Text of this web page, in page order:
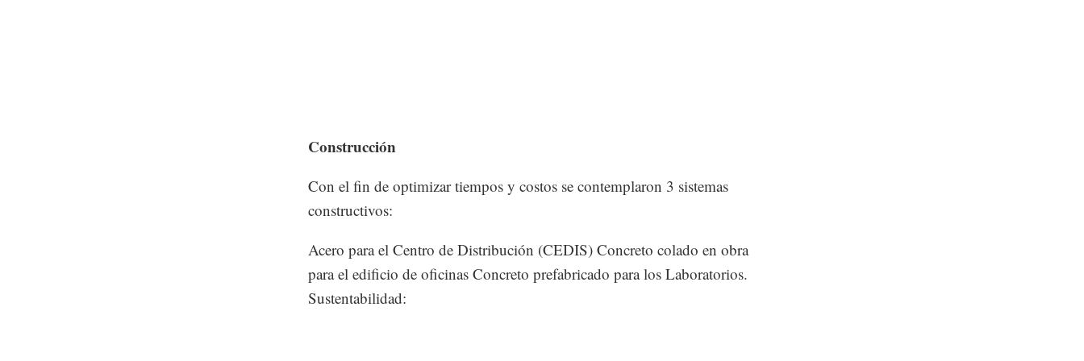
Construcción
Con el fin de optimizar tiempos y costos se contemplaron 3 sistemas
constructivos:
Acero para el Centro de Distribución (CEDIS) Concreto colado en obra
para el edificio de oficinas Concreto prefabricado para los Laboratorios.
Sustentabilidad: